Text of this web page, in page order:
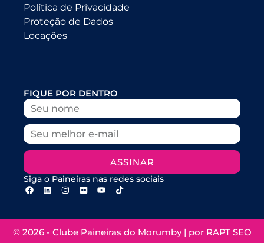
Política de Privacidade
Proteção de Dados
Locações
FIQUE POR DENTRO
ASSINAR
Siga o Paineiras nas redes sociais
© 2026 - Clube Paineiras do Morumby | por RAPT SEO